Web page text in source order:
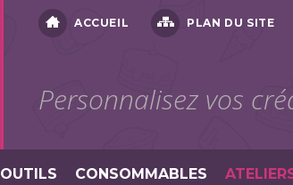
ACCUEIL PLAN DU SITE
Personnalisez vos
OUTILS CONSOMMABLES